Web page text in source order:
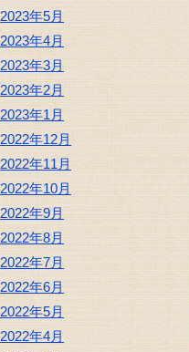
2023年5月
2023年4月
2023年3月
2023年2月
2023年1月
2022年12月
2022年11月
2022年10月
2022年9月
2022年8月
2022年7月
2022年6月
2022年5月
2022年4月